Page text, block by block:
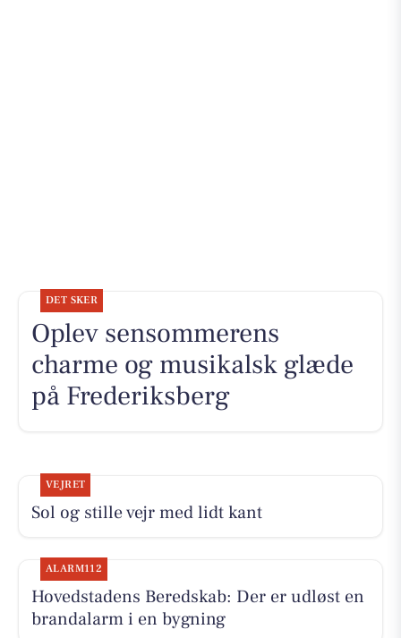
DET SKER
Oplev sensommerens
charme og musikalsk glæde
på Frederiksberg
VEJRET
Sol og stille vejr med lidt kant
ALARM112
Hovedstadens Beredskab: Der er udløst en
brandalarm i en bygning